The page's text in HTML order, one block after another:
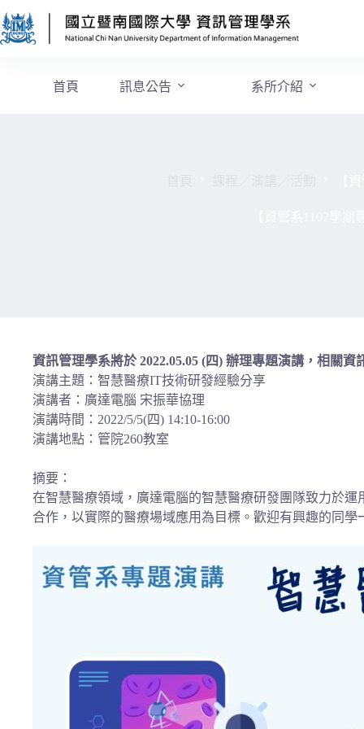
首頁 訊息公告 系所介紹
資訊管理學系將於 2022.05.05 (四) 辦理專題演講，相關資
演講主題：智慧醫療IT技術研發經驗分享
演講者：廣達電腦 宋振華協理
演講時間：2022/5/5(四) 14:10-16:00
演講地點：管院260教室
摘要：
在智慧醫療領域，廣達電腦的智慧醫療研發團隊致力於
合作，以實際的醫療場域應用為目標。歡迎有興趣的同學